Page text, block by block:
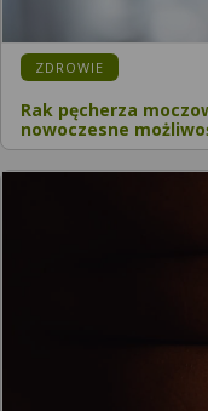
ZDROWIE
Rak pęcherza
nowoczesne